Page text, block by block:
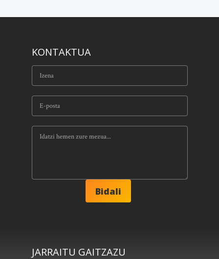
KONTAKTUA
JARRAITU GAITZAZU